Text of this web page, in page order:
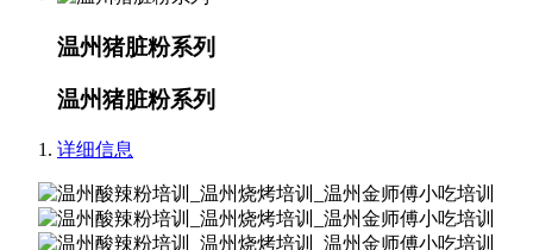
温州猪脏粉系列
温州猪脏粉系列
详细信息